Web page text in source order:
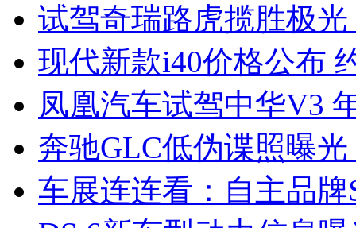
试驾奇瑞路虎揽胜极
现代新款i40价格公布
凤凰汽车试驾中华V3
奔驰GLC低伪谍照曝
车展连连看：自主品牌